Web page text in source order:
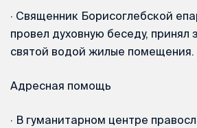
· Священник Борисоглебской
провел духовную беседу,
святой водой жилые помещения.
Адресная помощь
· В гуманитарном центре